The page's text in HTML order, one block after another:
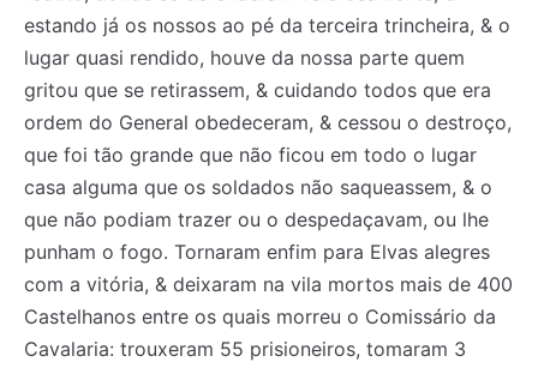
Registe-se na nossa lista de correio e receba mensalmente
no seu email os artigos do mês transacto, ilustrações e
novidades.Insira o seu endereço de email e clique para
Registe-se na nossa lista de correio e receba mensalmente
no seu email os artigos do mês transacto, ilustrações e
novidades.Insira o seu endereço de email e clique para
estando já os nossos ao pé da terceira trincheira, & o
lugar quasi rendido, houve da nossa parte quem
gritou que se retirassem, & cuidando todos que era
ordem do General obedeceram, & cessou o destroço,
que foi tão grande que não ficou em todo o lugar
casa alguma que os soldados não saqueassem, & o
que não podiam trazer ou o despedaçavam, ou lhe
punham o fogo. Tornaram enfim para Elvas alegres
com a vitória, & deixaram na vila mortos mais de 400
Castelhanos entre os quais morreu o Comissário da
Cavalaria: trouxeram 55 prisioneiros, tomaram 3